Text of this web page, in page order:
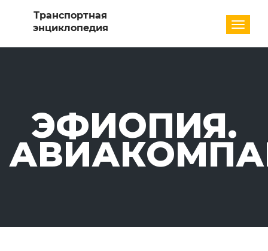
ЭФИОПИЯ.